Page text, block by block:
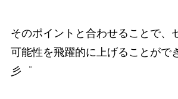
そのポイントと合わせることで、
可能性を飛躍的に上げることがで
彡゜